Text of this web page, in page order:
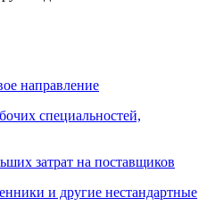
направление
специальностей,
затрат на поставщиков
и другие нестандартные